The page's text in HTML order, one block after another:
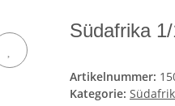
Südafrika
Artikelnummer:
Kategorie: